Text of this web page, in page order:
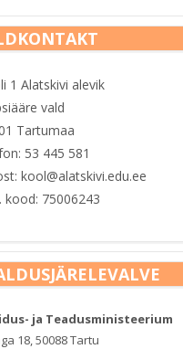
1 Alatskivi alevik
vald
Tartumaa
53 445 581
kool@alatskivi.edu.ee
kood: 75006243
ja Teadusministeerium
18, 50088 Tartu